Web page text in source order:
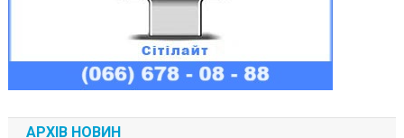
АРХІВ НОВИН